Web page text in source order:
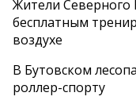
Жители Северного
бесплатным
воздухе
В Бутовском
роллер-спорту